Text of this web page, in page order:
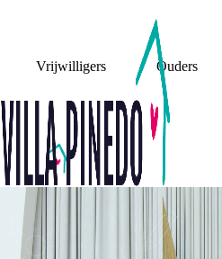
Vrijwilligers Ouders
BELANGRIJKE MOMENTEN